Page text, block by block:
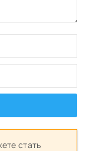
стать